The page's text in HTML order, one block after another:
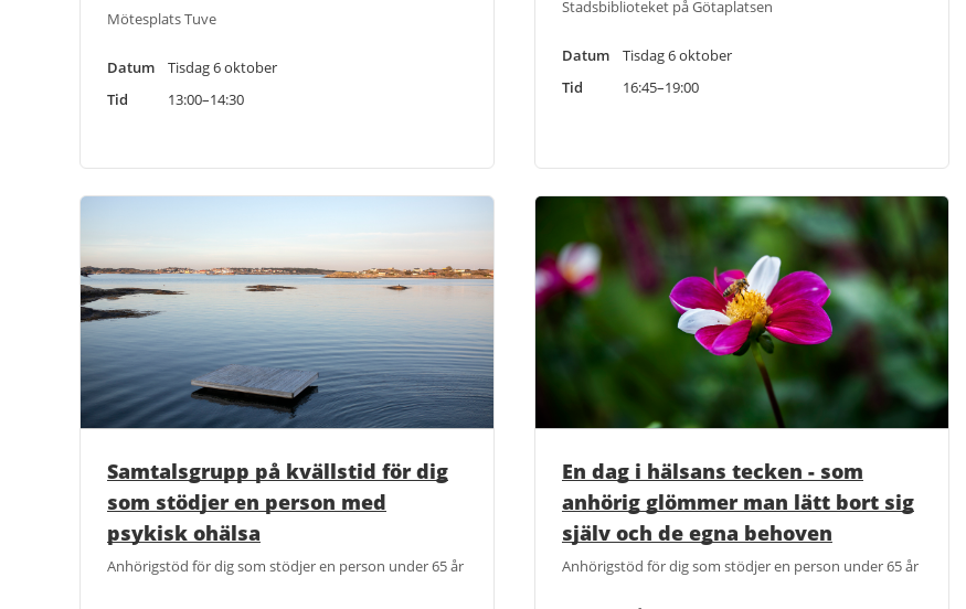
Mötesplats Tuve
Datum
Tisdag 6 oktober
Tid
13:00–14:30
Stadsbiblioteket på Götaplatsen
Datum
Tisdag 6 oktober
Tid
16:45–19:00
Samtalsgrupp på kvällstid för dig
som stödjer en person med
psykisk ohälsa
Anhörigstöd för dig som stödjer en person under 65 år
En dag i hälsans tecken - som
anhörig glömmer man lätt bort sig
själv och de egna behoven
Anhörigstöd för dig som stödjer en person under 65 år